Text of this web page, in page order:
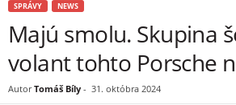
SPRÁVY NEWS
Majú smolu. Skupina
volant tohto Porsche
Autor Tomáš Bíly - 31. októbra 2024